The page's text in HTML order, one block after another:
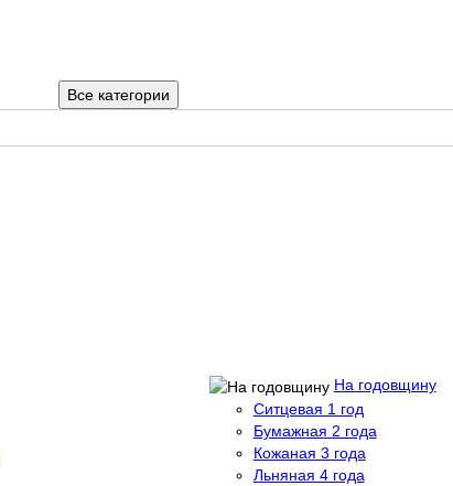
Все категории
На годовщину
Ситцевая 1 год
Бумажная 2 года
Кожаная 3 года
Льняная 4 года